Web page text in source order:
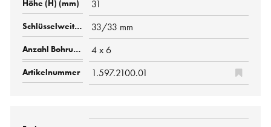
31
33/33 mm
4 x 6
1.597.2100.01